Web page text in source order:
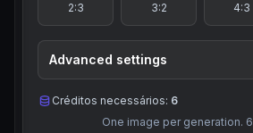
2:3 3:2 4:3
Advanced settings
Créditos necessários: 6
One image per generation. 6